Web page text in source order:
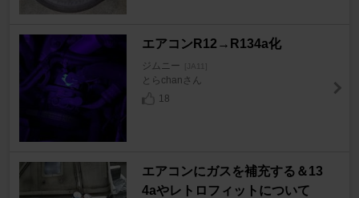
エアコンR12→R134a化
ジムニー [JA11]
とらchanさん
18
エアコンにガスを補充する＆13
4aやレトロフィットについて